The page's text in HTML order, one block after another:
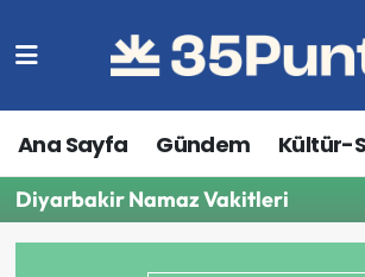
Ana Sayfa Gündem Kültür-
Diyarbakir Namaz Vakitleri